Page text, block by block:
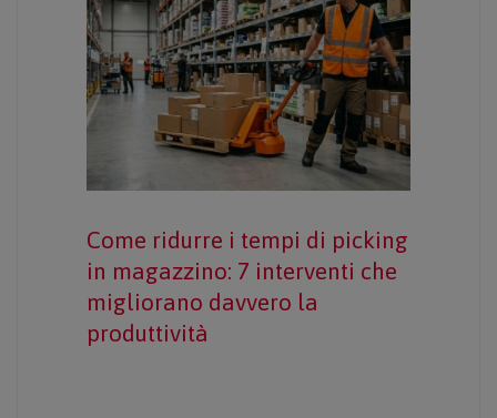
Come ridurre i tempi di picking
in magazzino: 7 interventi che
migliorano davvero la
produttività